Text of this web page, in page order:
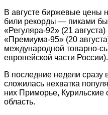
В августе биржевые цены
били рекорды — пиками
«Регуляра-92» (21
«Премиума-95» (20
международной товарно-
европейской части
В последние недели сразу
сложилась нехватка
них Приморье,
область.